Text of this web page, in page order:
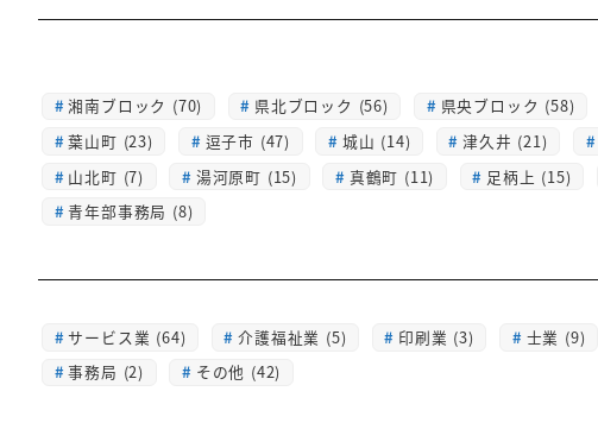
湘南ブロック (70) 県北ブロック (56) 県央ブロック (58)
葉山町 (23)
逗子市 (47) 城山 (14) 津久井 (21)
山北町 (7)
湯河原町 (15) 真鶴町 (11) 足柄上 (15)
青年部事務局 (8)
サービス業 (64) 介護福祉業 (5) 印刷業 (3) 士業 (9)
事務局 (2)
その他 (42)